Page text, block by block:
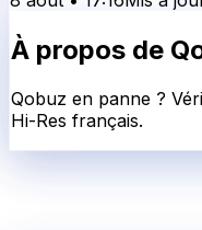
À propos de
Qobuz en panne ?
Hi-Res français.